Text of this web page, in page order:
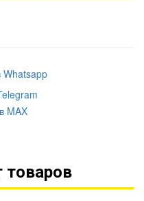
Whatsapp
MAX
товаров